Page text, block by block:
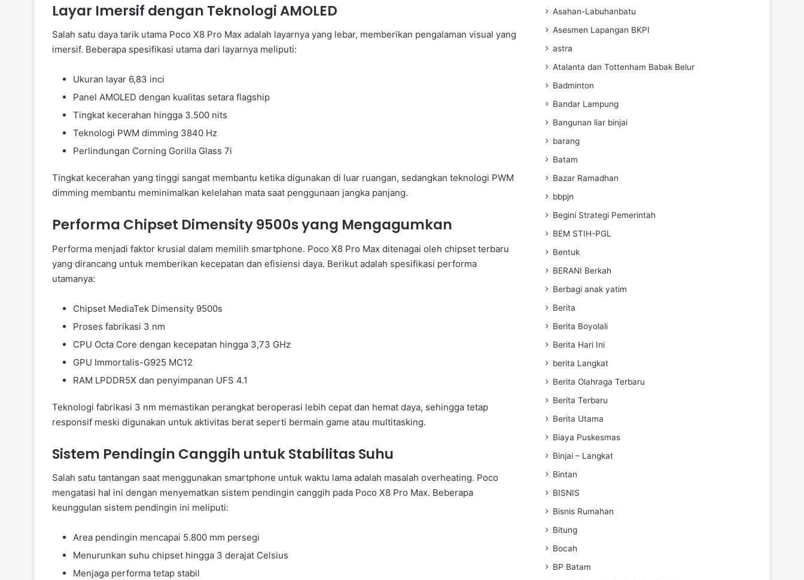
Layar Imersif dengan Teknologi AMOLED
Salah satu daya tarik utama Poco X8 Pro Max adalah layarnya yang lebar, memberikan pengalaman visual yang
imersif. Beberapa spesifikasi utama dari layarnya meliputi:
Ukuran layar 6,83 inci
Panel AMOLED dengan kualitas setara flagship
Tingkat kecerahan hingga 3.500 nits
Teknologi PWM dimming 3840 Hz
Perlindungan Corning Gorilla Glass 7i
Tingkat kecerahan yang tinggi sangat membantu ketika digunakan di luar ruangan, sedangkan teknologi PWM
dimming membantu meminimalkan kelelahan mata saat penggunaan jangka panjang.
Performa Chipset Dimensity 9500s yang Mengagumkan
Performa menjadi faktor krusial dalam memilih smartphone. Poco X8 Pro Max ditenagai oleh chipset terbaru
yang dirancang untuk memberikan kecepatan dan efisiensi daya. Berikut adalah spesifikasi performa
utamanya:
Chipset MediaTek Dimensity 9500s
Proses fabrikasi 3 nm
CPU Octa Core dengan kecepatan hingga 3,73 GHz
GPU Immortalis-G925 MC12
RAM LPDDR5X dan penyimpanan UFS 4.1
Teknologi fabrikasi 3 nm memastikan perangkat beroperasi lebih cepat dan hemat daya, sehingga tetap
responsif meski digunakan untuk aktivitas berat seperti bermain game atau multitasking.
Sistem Pendingin Canggih untuk Stabilitas Suhu
Salah satu tantangan saat menggunakan smartphone untuk waktu lama adalah masalah overheating. Poco
mengatasi hal ini dengan menyematkan sistem pendingin canggih pada Poco X8 Pro Max. Beberapa
keunggulan sistem pendingin ini meliputi:
Area pendingin mencapai 5.800 mm persegi
Menurunkan suhu chipset hingga 3 derajat Celsius
Menjaga performa tetap stabil
Asahan-Labuhanbatu
Asesmen Lapangan BKPI
astra
Atalanta dan Tottenham Babak Belur
Badminton
Bandar Lampung
Bangunan liar binjai
barang
Batam
Bazar Ramadhan
bbpjn
Begini Strategi Pemerintah
BEM STIH-PGL
Bentuk
BERANI Berkah
Berbagi anak yatim
Berita
Berita Boyolali
Berita Hari Ini
berita Langkat
Berita Olahraga Terbaru
Berita Terbaru
Berita Utama
Biaya Puskesmas
Binjai – Langkat
Bintan
BISNIS
Bisnis Rumahan
Bitung
Bocah
BP Batam